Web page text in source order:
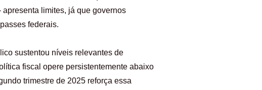
limites, já que governos
federais.
sustentou níveis relevantes de
fiscal opere persistentemente abaixo
trimestre de 2025 reforça essa